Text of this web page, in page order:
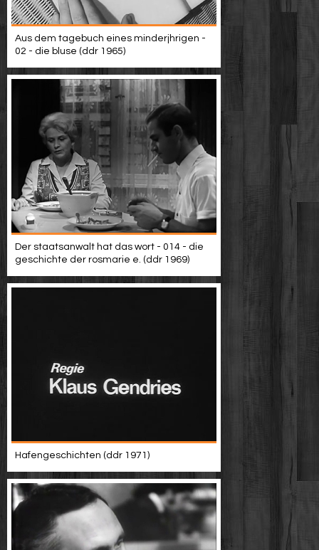
Aus dem tagebuch eines minderjhrigen -
02 - die bluse (ddr 1965)
Der staatsanwalt hat das wort - 014 - die
geschichte der rosmarie e. (ddr 1969)
Hafengeschichten (ddr 1971)